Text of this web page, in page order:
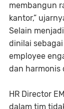
membangun
kantor,”
Selain
dinilai
employee
dan harmonis
HR Director
dalam tim